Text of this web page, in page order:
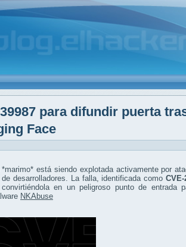
para difundir puerta
Face
está siendo explotada activamente por
desarrolladores. La falla, identificada comoCVE-
en un peligroso punto de entrada
NKAbuse